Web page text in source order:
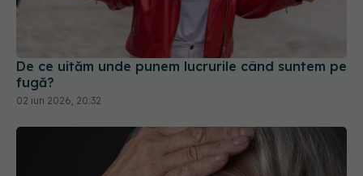
De ce uităm unde punem lucrurile când suntem pe
fugă?
02 iun 2026, 20:32